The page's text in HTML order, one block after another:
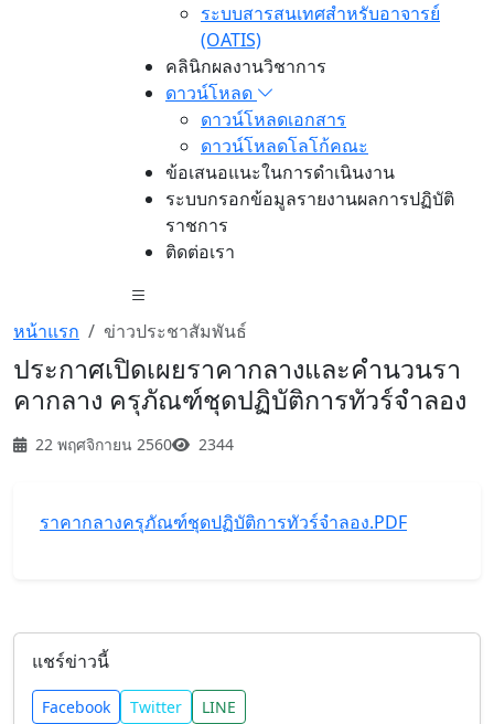
ระบบสารสนเทศสำหรับอาจารย์
(OATIS)
คลินิกผลงานวิชาการ
ดาวน์โหลด
ดาวน์โหลดเอกสาร
ดาวน์โหลดโลโก้คณะ
ข้อเสนอแนะในการดำเนินงาน
ระบบกรอกข้อมูลรายงานผลการปฏิบัติ
ราชการ
ติดต่อเรา
หน้าแรก ข่าวประชาสัมพันธ์
ประกาศเปิดเผยราคากลางและคำนวนรา
คากลาง ครุภัณฑ์ชุดปฏิบัติการทัวร์จำลอง
22 พฤศจิกายน 2560 2344
ราคากลางครุภัณฑ์ชุดปฏิบัติการทัวร์จำลอง.PDF
แชร์ข่าวนี้
Facebook Twitter LINE